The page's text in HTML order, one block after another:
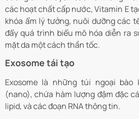
các hoạt chất cấp nước, Vitamin E
khóa ẩm lý tưởng, nuôi dưỡng các
đẩy quá trình biểu mô hóa diễn ra
mặt da một cách thần tốc.
Exosome tái tạo
Exosome là những túi ngoại
(nano), chứa hàm lượng đậm đặc
lipid, và các đoạn RNA thông tin.